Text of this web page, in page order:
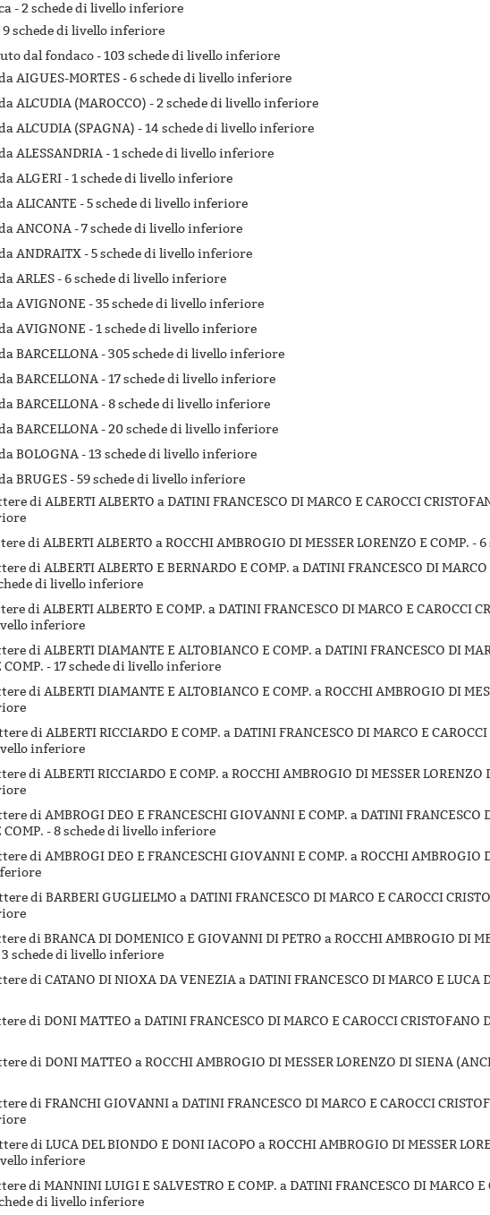
-2 schede di livello inferiore
9 schede di livello inferiore
dal fondaco -103 schede di livello inferiore
AIGUES-MORTES -6 schede di livello inferiore
ALCUDIA (MAROCCO) -2 schede di livello inferiore
ALCUDIA (SPAGNA) -14 schede di livello inferiore
ALESSANDRIA -1 schede di livello inferiore
ALGERI -1 schede di livello inferiore
ALICANTE -5 schede di livello inferiore
ANCONA -7 schede di livello inferiore
ANDRAITX -5 schede di livello inferiore
ARLES -6 schede di livello inferiore
AVIGNONE -35 schede di livello inferiore
AVIGNONE -1 schede di livello inferiore
BARCELLONA -305 schede di livello inferiore
BARCELLONA -17 schede di livello inferiore
BARCELLONA -8 schede di livello inferiore
BARCELLONA -20 schede di livello inferiore
BOLOGNA -13 schede di livello inferiore
BRUGES -59 schede di livello inferiore
di ALBERTI ALBERTO a DATINI FRANCESCO DI MARCO E CAROCCI
di ALBERTI ALBERTO a ROCCHI AMBROGIO DI MESSER LORENZO E COMP. -6
di ALBERTI ALBERTO E BERNARDO E COMP. a DATINI FRANCESCO DI
di livello inferiore
di ALBERTI ALBERTO E COMP. a DATINI FRANCESCO DI MARCO E CAROCCI
inferiore
di ALBERTI DIAMANTE E ALTOBIANCO E COMP. a DATINI FRANCESCO DI
COMP. -17 schede di livello inferiore
di ALBERTI DIAMANTE E ALTOBIANCO E COMP. a ROCCHI AMBROGIO DI
di ALBERTI RICCIARDO E COMP. a DATINI FRANCESCO DI MARCO E
inferiore
di ALBERTI RICCIARDO E COMP. a ROCCHI AMBROGIO DI MESSER
di AMBROGI DEO E FRANCESCHI GIOVANNI E COMP. a DATINI FRANCESCO
COMP. -8 schede di livello inferiore
di AMBROGI DEO E FRANCESCHI GIOVANNI E COMP. a ROCCHI AMBROGIO
di BARBERI GUGLIELMO a DATINI FRANCESCO DI MARCO E CAROCCI
di BRANCA DI DOMENICO E GIOVANNI DI PETRO a ROCCHI AMBROGIO DI
3 schede di livello inferiore
di CATANO DI NIOXA DA VENEZIA a DATINI FRANCESCO DI MARCO E LUCA
di DONI MATTEO a DATINI FRANCESCO DI MARCO E CAROCCI CRISTOFANO
di DONI MATTEO a ROCCHI AMBROGIO DI MESSER LORENZO DI SIENA
di FRANCHI GIOVANNI a DATINI FRANCESCO DI MARCO E CAROCCI
di LUCA DEL BIONDO E DONI IACOPO a ROCCHI AMBROGIO DI MESSER
inferiore
di MANNINI LUIGI E SALVESTRO E COMP. a DATINI FRANCESCO DI MARCO E
di livello inferiore